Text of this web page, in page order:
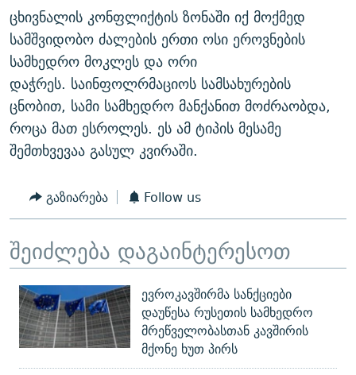
ᲓᲘᲚᲘᲡ ᲡᲐᲣᲑᲠᲔᲑᲘ
ᲛᲝᲚᲐᲞᲐᲠᲐᲙᲔ ᲢᲔᲥᲡᲢᲔᲑᲘ
ᲨᲘᲜ - ᲣᲪᲮᲝᲔᲗᲨᲘ
ᲚᲘᲢᲔᲠᲐᲢᲣᲠᲣᲚᲘ ᲬᲐᲮᲜᲐᲒᲔᲑᲘ
ᲐᲛᲔᲠᲘᲙᲣᲚᲘ ᲛᲝᲗᲮᲠᲝᲑᲐ
ᲓᲐᲛᲝᲣᲙᲘᲓᲔᲑᲚᲝᲑᲘᲡ 100 ᲬᲔᲚᲘ
ᲩᲔᲛᲘ ᲡᲘᲙᲕᲓᲘᲚᲘᲡ ᲛᲘᲖᲔᲖᲘᲐ COVID-19
11 ᲬᲔᲚᲘ - 11 ᲐᲛᲑᲐᲕᲘ
ᲡᲐᲞᲐᲠᲚᲐᲛᲔᲜᲢᲝ ᲐᲠᲩᲔᲕᲜᲔᲑᲘᲡ ᲘᲡᲢᲝᲠᲘᲐ
ᲑᲐᲕᲨᲕᲔᲑᲘ ᲞᲠᲝᲡᲢᲘᲢᲣᲪᲘᲐᲨᲘ - ᲐᲛᲝᲣᲗᲥᲛᲔᲚᲘ ᲐᲛᲑᲐᲕᲘ
ᲐᲒᲕᲘᲡᲢᲝᲡ ᲝᲛᲘ
ЭХО КАВКАЗА
ᲒᲐᲛᲝᲘᲬᲔᲠᲔ
რთე/რთ-ის ყველა საიტი
ცხივნალის კონფლიქტის ზონაში იქ მოქმედ
სამშვიდობო ძალების ერთი ოსი ეროვნების
სამხედრო მოკლეს და ორი
დაჭრეს. საინფოლრმაციოს სამსახურების
ცნობით, სამი სამხედრო მანქანით მოძრაობდა,
როცა მათ ესროლეს. ეს ამ ტიპის მესამე
შემთხვევაა გასულ კვირაში.
გაზიარება Follow us
შეიძლება დაგაინტერესოთ
ევროკავშირმა სანქციები
დაუწესა რუსეთის სამხედრო
მრეწველობასთან კავშირის
მქონე ხუთ პირს